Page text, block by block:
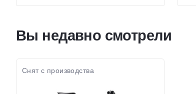
Диаметр
колес:
29 дюймов
Артикул:
1129324
Вы недавно смотрели
Снят с производства